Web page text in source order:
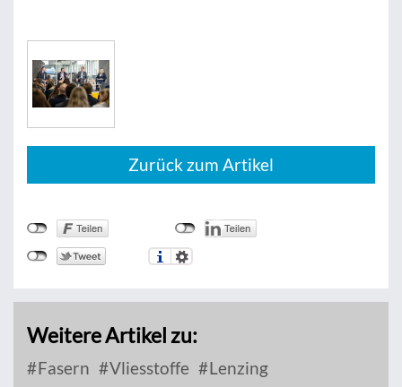
Zurück zum Artikel
Weitere Artikel zu:
Fasern Vliesstoffe Lenzing